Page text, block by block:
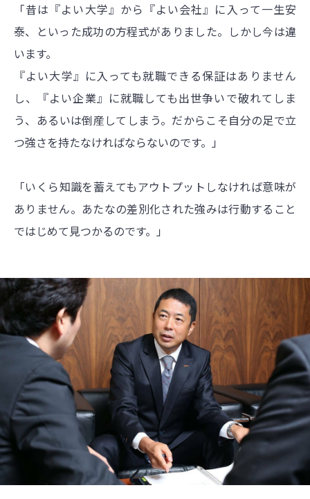
「昔は『よい大学』から『よい会社』に入って一生安
泰、といった成功の方程式がありました。しかし今は違
います。
『よい大学』に入っても就職できる保証はありません
し、『よい企業』に就職しても出世争いで破れてしま
う、あるいは倒産してしまう。だからこそ自分の足で立
つ強さを持たなければならないのです。」
「いくら知識を蓄えてもアウトプットしなければ意味が
ありません。あたなの差別化された強みは行動すること
ではじめて見つかるのです。」